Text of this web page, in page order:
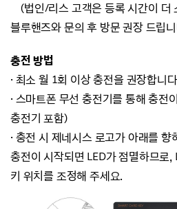
(법인/리스 고객은 등록 시간이 더
블루핸즈와 문의 후 방문 권장 드립
충전 방법
· 최소 월 1회 이상 충전을 권장합니
· 스마트폰 무선 충전기를 통해 충전
충전기 포함)
· 충전 시 제네시스 로고가 아래를
충전이 시작되면 LED가 점멸하므로,
키 위치를 조정해 주세요.